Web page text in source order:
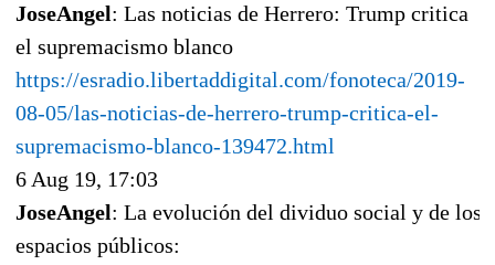
JoseAngel: Las noticias de Herrero: Trump critica
el supremacismo blanco
https://esradio.libertaddigital.com/fonoteca/2019-
08-05/las-noticias-de-herrero-trump-critica-el-
supremacismo-blanco-139472.html
6 Aug 19, 17:03
JoseAngel: La evolución del dividuo social y de los
espacios públicos: